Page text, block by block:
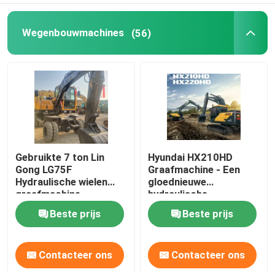
Gebruikte dieselforkliften
Gebruikte laadmachines
Gebruikte vrachtwagenkraan
Gebruikte weggrader
Gebruikte wegrollers
Buitenschaafmachine
Wegenbouwmachines (56)
Gebruikte 7 ton Lin
Gong LG75F
Hydraulische wielen
graafmachine
wegbouwmachines
Beste prijs
Contacteer ons
Hyundai HX210HD
Graafmachine - Een
gloednieuwe
hydraulische
graafmachine uit China
Beste prijs
Contacteer ons